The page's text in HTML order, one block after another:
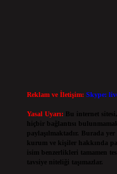
Reklam ve İletişim: Skype:
Yasal Uyarı:
Bu internet
hiçbir bağlantısı
paylaşılmaktadır. Burada
kurum ve kişiler hakkında
isim benzerlikleri tamamen
tavsiye niteliği taşımazlar.